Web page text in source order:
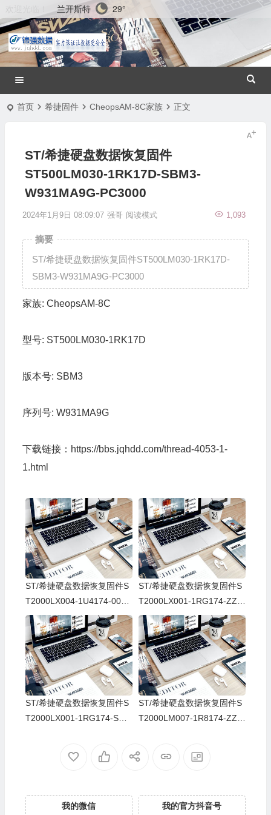
兰开斯特 29°
首页 希捷固件 CheopsAM-8C家族 正文
ST/希捷硬盘数据恢复固件
ST500LM030-1RK17D-SBM3-
W931MA9G-PC3000
2024年1月9日 08:09:07 强哥 1,093
阅读模式
摘要
ST/希捷硬盘数据恢复固件ST500LM030-1RK17D-
SBM3-W931MA9G-PC3000
家族: CheopsAM-8C
型号: ST500LM030-1RK17D
版本号: SBM3
序列号: W931MA9G
下载链接： https://bbs.jqhdd.com/thread-4053-1-
1.html
ST/希捷硬盘数据恢复固件S
T2000LX004-1U4174-0001
-WCC005MX-PC3000
ST/希捷硬盘数据恢复固件S
T2000LX001-1RG174-ZZZ
Z-Q9400H1B-PC3000
ST/希捷硬盘数据恢复固件S
T2000LX001-1RG174-SDM
ST/希捷硬盘数据恢复固件S
T2000LM007-1R8174-ZZZ
我的微信
我的官方抖音号